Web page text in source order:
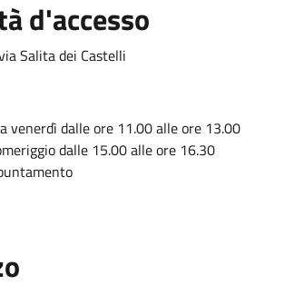
d'accesso
Salita dei Castelli
venerdì dalle ore 11.00 alle ore 13.00
dalle 15.00 alle ore 16.30